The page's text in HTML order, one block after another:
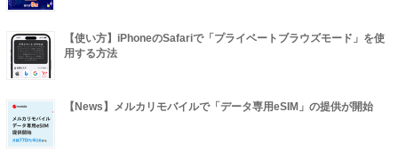
【使い方】iPhoneのSafariで「プライベートブラウズモード」を使
用する方法
【News】メルカリモバイルで「データ専用eSIM」の提供が開始